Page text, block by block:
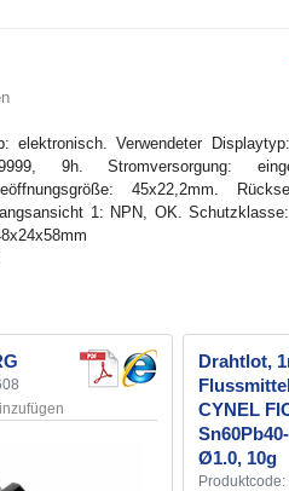
elektronisch. Verwendeter
9h. Stromversorgung:
45x22,2mm.
1: NPN, OK.
Drahtlot,
CYNEL
Ø1.0, 10g
Produktcode: